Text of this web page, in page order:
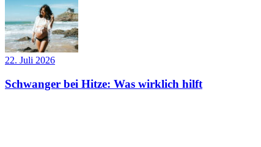
22. Juli 2026
Schwanger bei Hitze: Was wirklich hilft